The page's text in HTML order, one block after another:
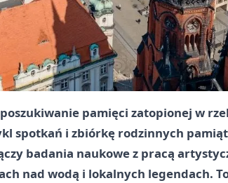
pamięci zatopionej w
spotkań i zbiórkę rodzinnych
badania naukowe z pracą
nad wodą i lokalnych legendach.